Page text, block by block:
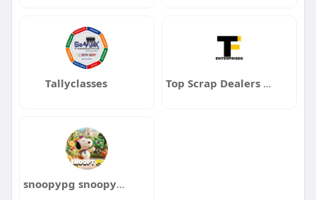
Tallyclasses Top Scrap Dealers in Hyderabad TF Enterprises
snoopypg snoopypg